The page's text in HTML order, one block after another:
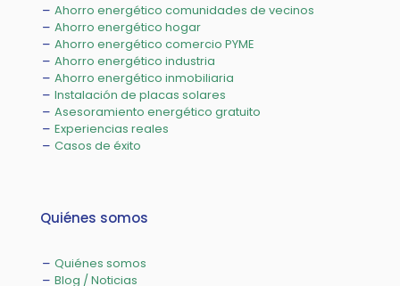
Ahorro energético comunidades de vecinos
Ahorro energético hogar
Ahorro energético comercio PYME
Ahorro energético industria
Ahorro energético inmobiliaria
Instalación de placas solares
Asesoramiento energético gratuito
Experiencias reales
Casos de éxito
Quiénes somos
Quiénes somos
Blog / Noticias